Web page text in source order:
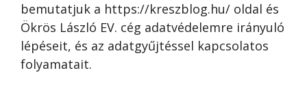
bemutatjuk a https://kreszblog.hu/ oldal és
Ökrös László EV. cég adatvédelemre irányuló
lépéseit, és az adatgyűjtéssel kapcsolatos
folyamatait.